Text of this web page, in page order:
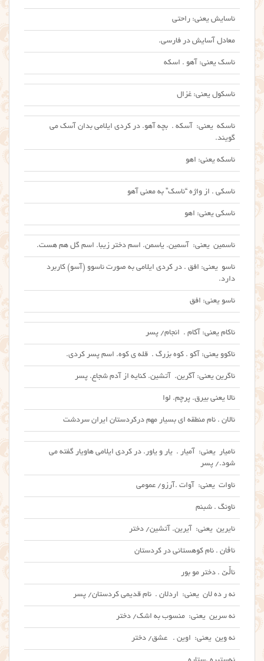
ئاسایش یعنی: راحتی
معادل آسایش در فارسی.
ئاسک یعنی: آهو . اسکه
ئاسکول یعنی: غزال
ئاسکه یعنی: آسکه . بچه آهو. در کردی ایلامی بدان آسک می
گویند.
ئاسکه یعنی: اهو
ئاسکی . از واژه‌ “ئاسک” به‌ معنی آهو
ئاسکی یعنی: اهو
ئاسمین یعنی: آسمین. یاسمن. اسم دختر زیبا. اسم گل هم هست.
ئاسو یعنی: افق . در کردی ایلامی به صورت ئاسوو (آسو) کاربرد
دارد.
ئاسو یعنی: افق
ئاکام یعنی: آکام . انجام/ پسر
ئاکوو یعنی: آکو . کوه بزرگ . قله ی کوه. اسم پسر کردی.
ئاگرین یعنی: آگرین. آتشین. کنایه از آدم شجاع. پسر
ئالا یعنی بیرق. پرچم. لوا
ئالان . نام منطقه ای بسیار مهم درکردستان ایران سردشت
ئامیار یعنی: آمیار . یار و یاور. در کردی ایلامی هاویار گفته می
شود./ پسر
ئاوات یعنی: آوات .آرزو/ عمومی
ئاونگ . شبنم
ئایرین یعنی: آیرین. آتشین/ دختر
ئاڤان . نام کوهستانی در کردستان
ئاڵێ . دختر مو بور
ئه ر ده لان یعنی: اردلان . نام قدیمی کردستان/ پسر
ئه سرین یعنی: منسوب به اشک/ دختر
ئه وین یعنی: اوین . عشق/ دختر